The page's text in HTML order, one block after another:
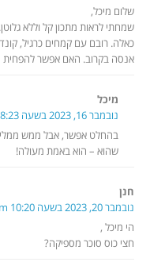
שלום מיכל,
שמחתי לראות מתכון קל וללא
כאלה. רובם עם קמחים כרגיל,
אנסה בקרוב. האם אפשר להפחית
מיכל
נובמבר 16, 2023 בשעה 8:23 am
בהחלט אפשר, אבל ממש
שהוא – הוא באמת מעולה!
חנן
נובמבר 20, 2023 בשעה 10:20 am
הי מיכל ,
חצי כוס סוכר מספיקה?